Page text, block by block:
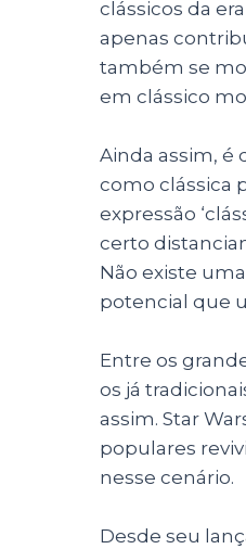
clássicos da
apenas
também se
em clássico
Ainda assim, é
como clássica
expressão
certo
Não existe
potencial que
Entre os
os já
assim. Star
populares
nesse cenário.
Desde seu